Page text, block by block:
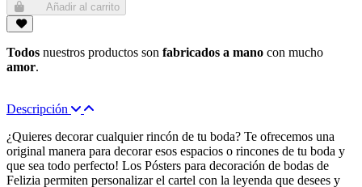
Añadir al carrito
Todos nuestros productos son fabricados a mano con mucho
amor.
Descripción
¿Quieres decorar cualquier rincón de tu boda? Te ofrecemos una
original manera para decorar esos espacios o rincones de tu boda y
que sea todo perfecto! Los Pósters para decoración de bodas de
Felizia permiten personalizar el cartel con la leyenda que desees y